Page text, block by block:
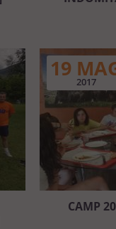
19
2017
CAMP